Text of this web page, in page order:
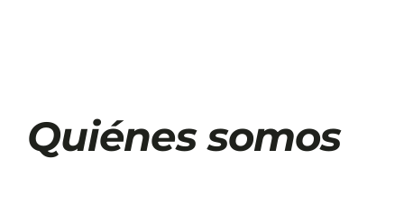
Quiénes somos